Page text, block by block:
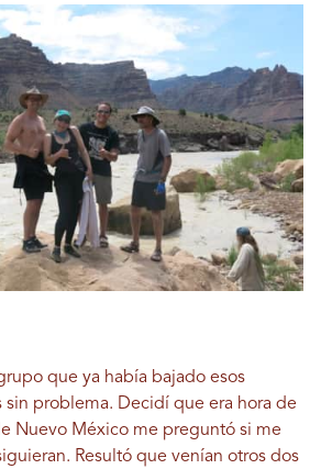
que ya había bajado esos
sin problema. Decidí que era hora de
Nuevo México me preguntó si me
Resultó que venían otros dos